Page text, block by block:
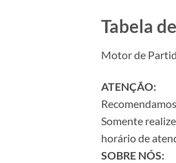
Tabela
Motor de
ATENÇÃO:
Somente
horário de
SOBRE NÓS: